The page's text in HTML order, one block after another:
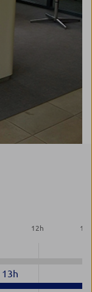
12h 13
13h